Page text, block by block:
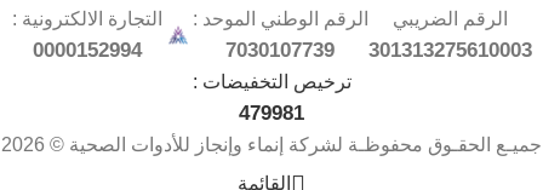
الرقم الضريبي
301313275610003
الرقم الوطني الموحد :
7030107739
التجارة الالكترونية :
0000152994
ترخيص التخفيضات :
479981
جميـع الحقـوق محفوظـة لشركة إنماء وإنجاز للأدوات الصحية © 2026
القائمة